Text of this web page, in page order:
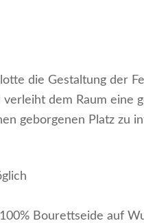
die Gestaltung der
dem Raum eine
geborgenen Platz zu
Bourettseide auf